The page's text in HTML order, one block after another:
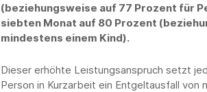
(beziehungsweise auf 77 Prozent für
siebten Monat auf 80 Prozent
mindestens einem Kind).
Dieser erhöhte Leistungsanspruch setzt
Person in Kurzarbeit ein Entgeltausfall